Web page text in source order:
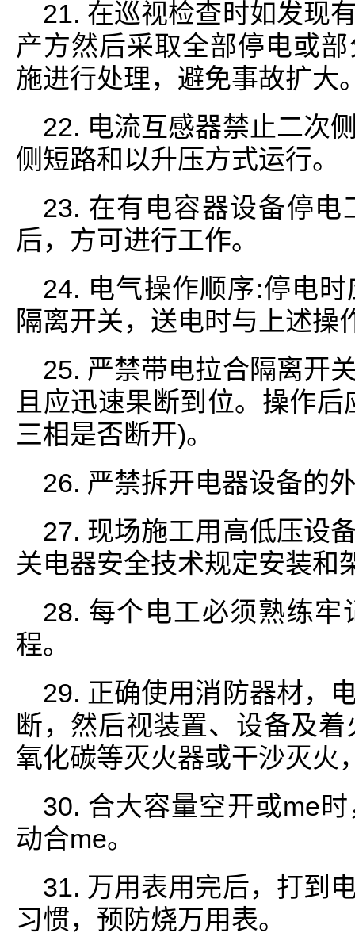
21. 在巡视检查时如发现
产方然后采取全部停电或
施进行处理，避免事故扩大
22. 电流互感器禁止二次
侧短路和以升压方式运行。
23. 在有电容器设备停
后，方可进行工作。
24. 电气操作顺序:停电
隔离开关，送电时与上述操
25. 严禁带电拉合隔离开
且应迅速果断到位。操作
三相是否断开)。
26. 严禁拆开电器设备的
27. 现场施工用高低压设
关电器安全技术规定安装和
28. 每个电工必须熟练
程。
29. 正确使用消防器材，
断，然后视装置、设备及
氧化碳等灭火器或干沙灭火
30. 合大容量空开或me
动合me。
31. 万用表用完后，打到
习惯，预防烧万用表。